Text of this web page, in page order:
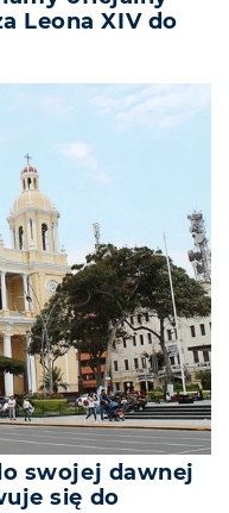
Leona XIV do
swojej dawnej
się do